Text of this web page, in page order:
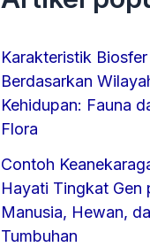
Karakteristik Biosfer
Berdasarkan
Kehidupan: Fauna
Flora
Contoh
Hayati Tingkat Gen
Manusia, Hewan,
Tumbuhan